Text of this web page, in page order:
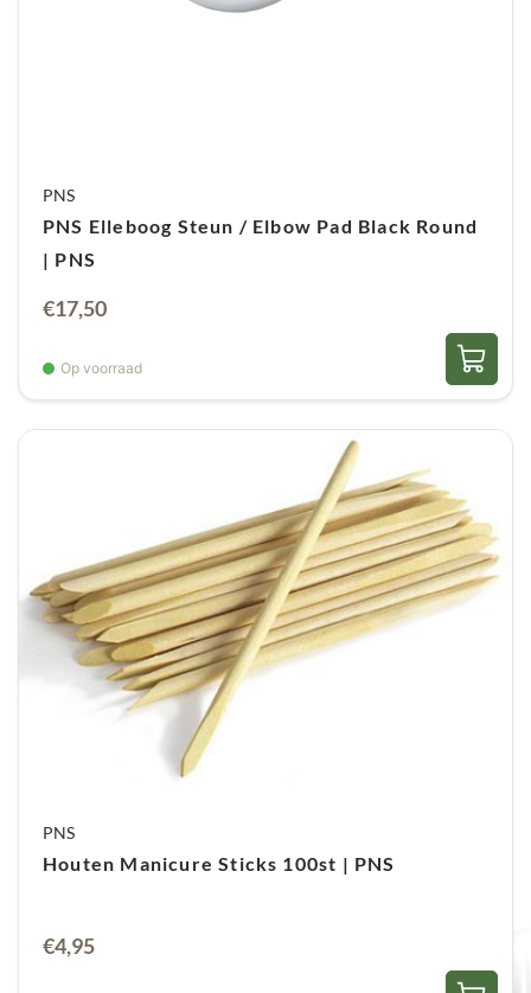
PNS
PNS Elleboog Steun / Elbow Pad Black Round
| PNS
€17,50
Op voorraad
PNS
Houten Manicure Sticks 100st | PNS
€4,95